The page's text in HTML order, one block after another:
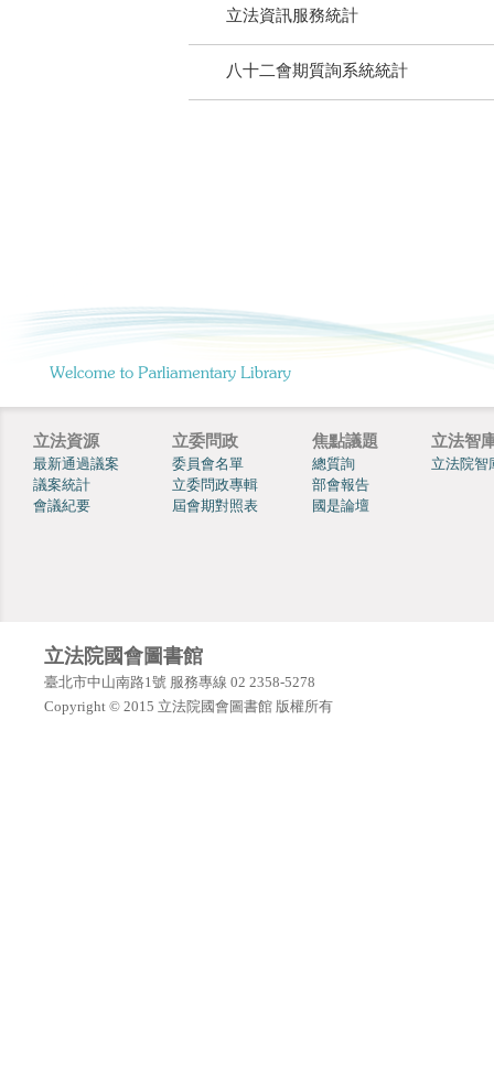
立法資訊服務統計
八十二會期質詢系統統計
立法資源
最新通過議案
議案統計
會議紀要
立委問政
委員會名單
立委問政專輯
屆會期對照表
焦點議題
總質詢
部會報告
國是論壇
立法智
立法院智
立法院國會圖書館
臺北市中山南路1號 服務專線 02 2358-5278
Copyright © 2015 立法院國會圖書館 版權所有